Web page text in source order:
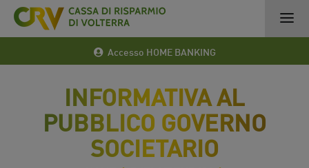
Accesso HOME BANKING
INFORMATIVA AL
PUBBLICO GOVERNO
SOCIETARIO